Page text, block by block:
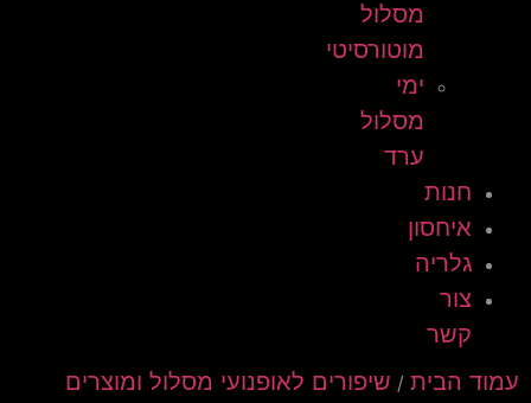
מסלול
מוטורסיטי
ימי
מסלול
ערד
חנות
איחסון
גלריה
צור
קשר
עמוד הבית / שיפורים לאופנועי מסלול ומוצרים